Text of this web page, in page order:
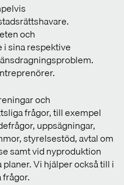
och
i sina respektive
och
frågor, till exempel
uppsägningar,
styrelsestöd, avtal om
samt vid nyproduktion
Vi hjälper också till i